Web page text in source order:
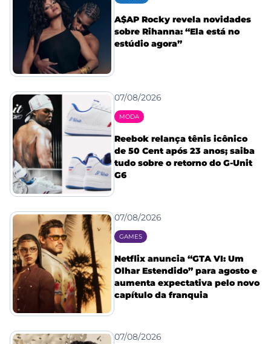
A$AP Rocky revela novidades
sobre Rihanna: “Ela está no
estúdio agora”
07/08/2026
MODA
Reebok relança tênis icônico
de 50 Cent após 23 anos; saiba
tudo sobre o retorno do G-Unit
G6
07/08/2026
GAMES
Netflix anuncia “GTA VI: Um
Olhar Estendido” para agosto e
aumenta expectativa pelo novo
capítulo da franquia
07/08/2026